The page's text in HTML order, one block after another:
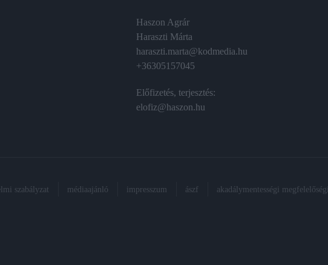
Haszon Agrár
Haraszti Márta
haraszti.marta@kodmedia.hu
+36305157045
Előfizetés, terjesztés:
elofiz@haszon.hu
szabályzat médiaajánló impresszum ászf akadálymentességi